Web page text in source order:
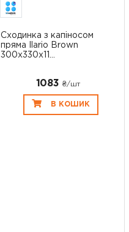
Сходинка з капіносом
пряма Ilario Brown
300x330x11...
1083 ₴/шт
В КОШИК